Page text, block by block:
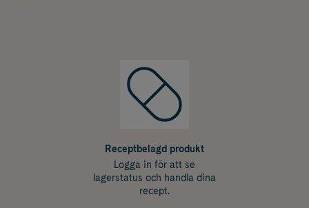
Receptbelagd produkt
Logga in för att se
lagerstatus och handla dina
recept.